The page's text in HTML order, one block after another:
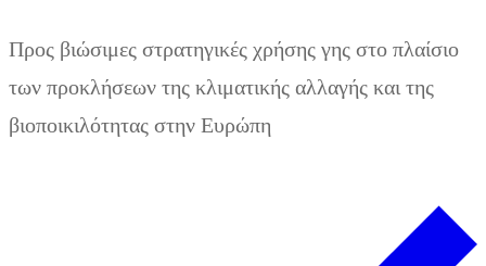
Inhalt
springen
Προς βιώσιμες στρατηγικές χρήσης γης στο πλαίσιο
των προκλήσεων της κλιματικής αλλαγής και της
βιοποικιλότητας στην Ευρώπη